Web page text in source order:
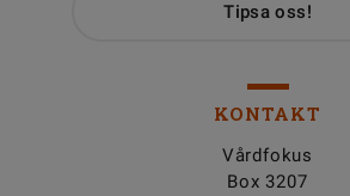
Tipsa oss!
KONTAKT
Vårdfokus
Box 3207